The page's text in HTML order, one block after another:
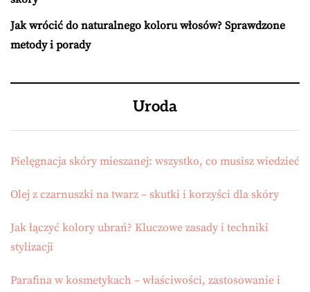
Jak wrócić do naturalnego koloru włosów? Sprawdzone
metody i porady
Uroda
Pielęgnacja skóry mieszanej: wszystko, co musisz wiedzieć
Olej z czarnuszki na twarz – skutki i korzyści dla skóry
Jak łączyć kolory ubrań? Kluczowe zasady i techniki
stylizacji
Parafina w kosmetykach – właściwości, zastosowanie i